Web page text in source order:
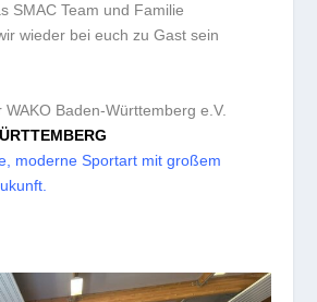
SMAC Team und Familie
wieder bei euch zu Gast sein
Baden-Württemberg e.V.
moderne Sportart mit großem